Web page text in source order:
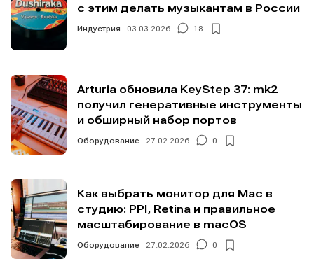
с этим делать музыкантам в России
Индустрия 03.03.2026 18
Arturia обновила KeyStep 37: mk2
получил генеративные инструменты
и обширный набор портов
Оборудование 27.02.2026 0
Как выбрать монитор для Mac в
студию: PPI, Retina и правильное
масштабирование в macOS
Оборудование 27.02.2026 0